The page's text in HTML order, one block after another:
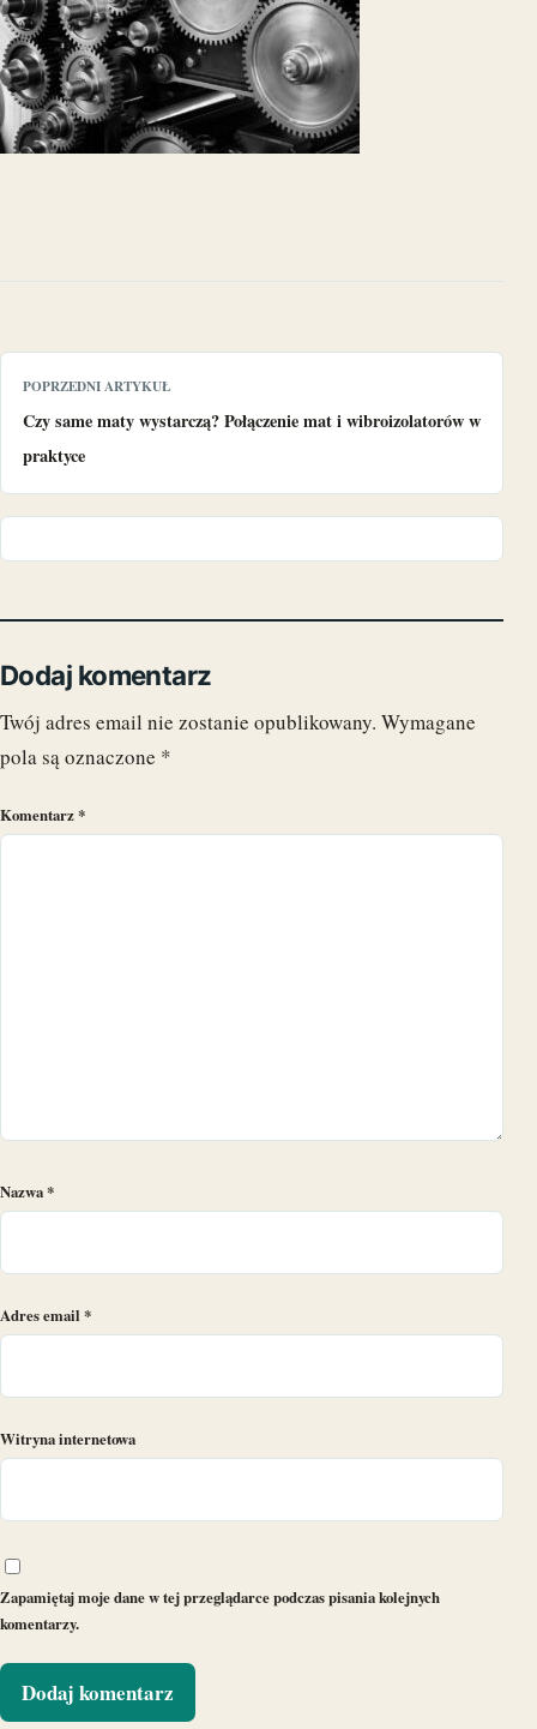
POPRZEDNI ARTYKUŁ
Czy same maty wystarczą? Połączenie mat i wibroizolatorów w
praktyce
Dodaj komentarz
Twój adres email nie zostanie opublikowany. Wymagane
pola są oznaczone *
Komentarz*
Nazwa*
Adres email *
Witryna internetowa
Zapamiętaj moje dane w tej przeglądarce podczas pisania kolejnych
komentarzy.